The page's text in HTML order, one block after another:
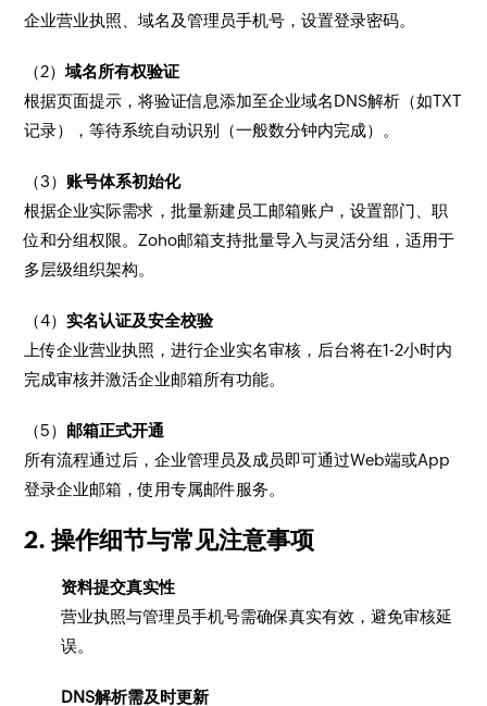
企业营业执照、域名及管理员手机号，设置登录密码。
（2）域名所有权验证
根据页面提示，将验证信息添加至企业域名DNS解析（如TXT
记录），等待系统自动识别（一般数分钟内完成）。
（3） 账号体系初始化
根据企业实际需求，批量新建员工邮箱账户，设置部门、职
位和分组权限。Zoho邮箱支持批量导入与灵活分组，适用于
多层级组织架构。
（4）实名认证及安全校验
上传企业营业执照，进行企业实名审核，后台将在1-2小时内
完成审核并激活企业邮箱所有功能。
（5） 邮箱正式开通
所有流程通过后，企业管理员及成员即可通过Web端或App
登录企业邮箱，使用专属邮件服务。
2. 操作细节与常见注意事项
资料提交真实性
营业执照与管理员手机号需确保真实有效，避免审核延
误。
DNS解析需及时更新